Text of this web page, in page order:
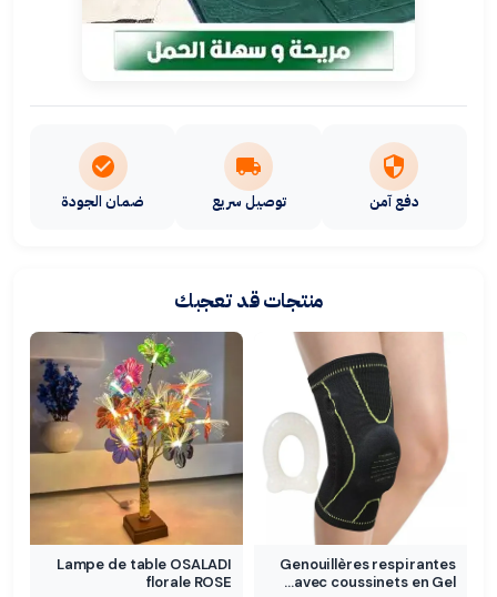
دفع آمن توصيل سريع ضمان الجودة
منتجات قد تعجبك
Genouillères respirantes
avec coussinets en Gel…
Lampe de table OSALADI
florale ROSE